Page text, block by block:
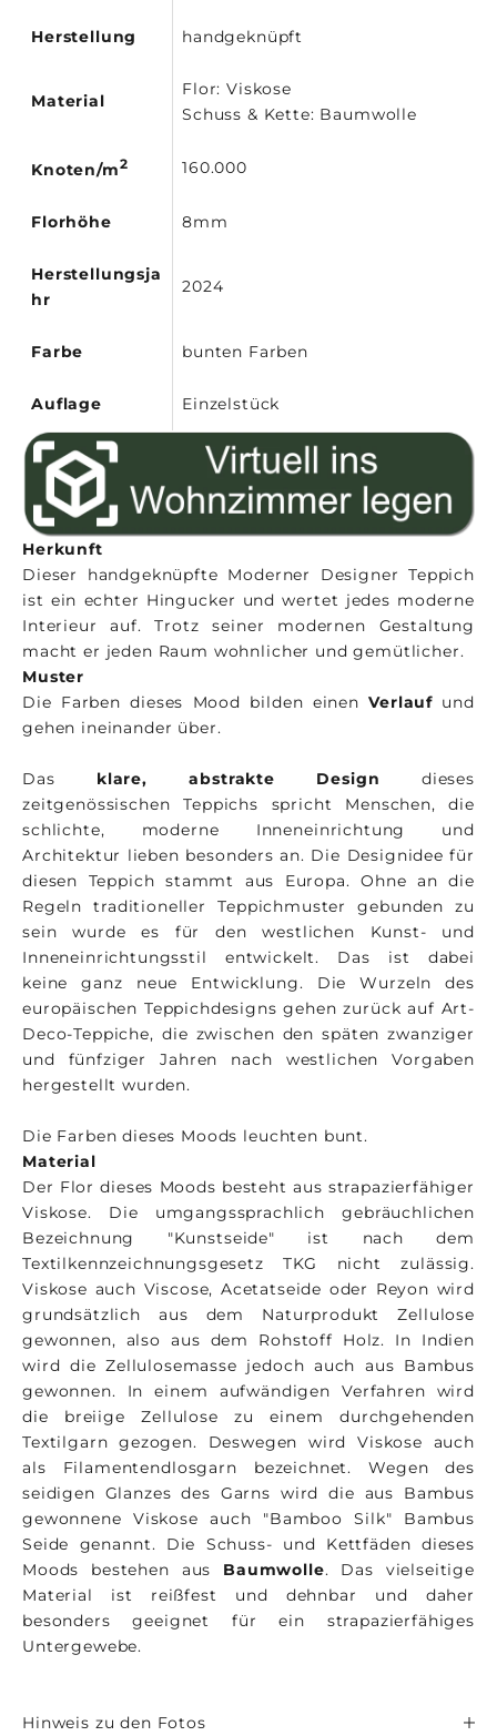
Herstellung handgeknüpft
Material
Flor: Viskose
Schuss & Kette: Baumwolle
Knoten/m2 160.000
Florhöhe 8mm
Herstellungsja
hr
2024
Farbe bunten Farben
Auflage Einzelstück
Herkunft
Dieser handgeknüpfte Moderner Designer Teppich
ist ein echter Hingucker und wertet jedes moderne
Interieur auf. Trotz seiner modernen Gestaltung
macht er jeden Raum wohnlicher und gemütlicher.
Muster
Die Farben dieses Mood bilden einenVerlauf und
gehen ineinander über.
Das klare, abstrakte Design dieses
zeitgenössischen Teppichs spricht Menschen, die
schlichte, moderne Inneneinrichtung und
Architektur lieben besonders an. Die Designidee für
diesen Teppich stammt aus Europa. Ohne an die
Regeln traditioneller Teppichmuster gebunden zu
sein wurde es für den westlichen Kunst- und
Inneneinrichtungsstil entwickelt. Das ist dabei
keine ganz neue Entwicklung. Die Wurzeln des
europäischen Teppichdesigns gehen zurück auf Art-
Deco-Teppiche, die zwischen den späten zwanziger
und fünfziger Jahren nach westlichen Vorgaben
hergestellt wurden.
Die Farben dieses Moods leuchten bunt.
Material
Der Flor dieses Moods besteht aus strapazierfähiger
Viskose. Die umgangssprachlich gebräuchlichen
Bezeichnung "Kunstseide" ist nach dem
Textilkennzeichnungsgesetz TKG nicht zulässig.
Viskose auch Viscose, Acetatseide oder Reyon wird
grundsätzlich aus dem Naturprodukt Zellulose
gewonnen, also aus dem Rohstoff Holz. In Indien
wird die Zellulosemasse jedoch auch aus Bambus
gewonnen. In einem aufwändigen Verfahren wird
die breiige Zellulose zu einem durchgehenden
Textilgarn gezogen. Deswegen wird Viskose auch
als Filamentendlosgarn bezeichnet. Wegen des
seidigen Glanzes des Garns wird die aus Bambus
gewonnene Viskose auch "Bamboo Silk" Bambus
Seide genannt. Die Schuss- und Kettfäden dieses
Moods bestehen aus Baumwolle. Das vielseitige
Material ist reißfest und dehnbar und daher
besonders geeignet für ein strapazierfähiges
Untergewebe.
Hinweis zu den Fotos